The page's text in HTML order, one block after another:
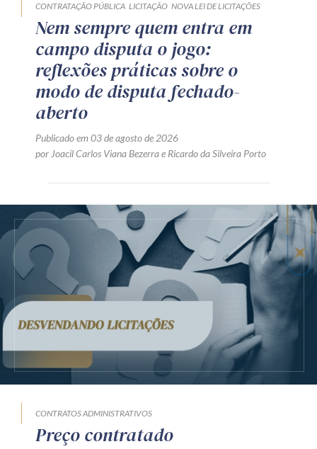
CONTRATAÇÃO PÚBLICA LICITAÇÃO NOVA LEI DE LICITAÇÕES
Nem sempre quem entra em
campo disputa o jogo:
reflexões práticas sobre o
modo de disputa fechado-
aberto
Publicado em 03 de agosto de 2026
por Joacil Carlos Viana Bezerrae Ricardo da Silveira Porto
CONTRATOS ADMINISTRATIVOS
Preço contratado